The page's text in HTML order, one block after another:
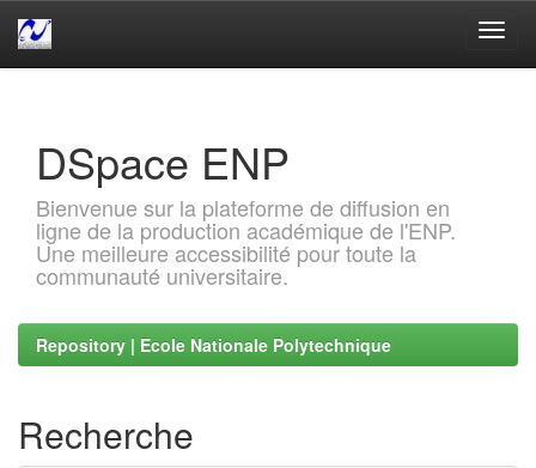
DSpace ENP
Bienvenue sur la plateforme de diffusion en
ligne de la production académique de l'ENP.
Une meilleure accessibilité pour toute la
communauté universitaire.
Repository | Ecole Nationale Polytechnique
Recherche